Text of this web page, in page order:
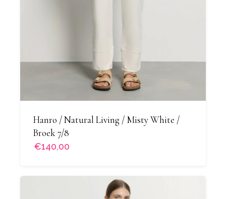
Hanro / Natural Living / Misty White /
Broek 7/8
€140,00